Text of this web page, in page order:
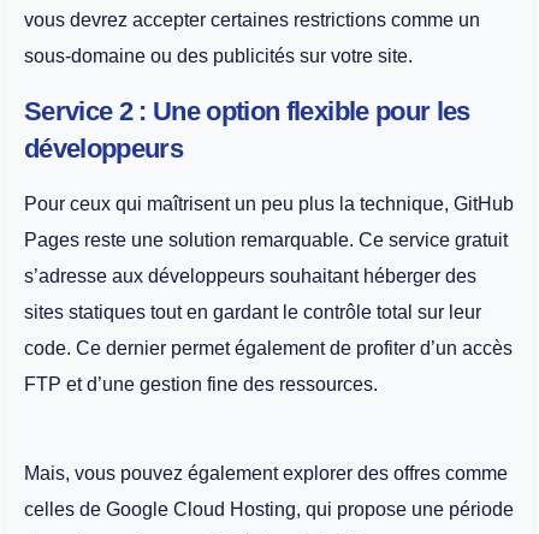
vous devrez accepter certaines restrictions comme un
sous-domaine ou des publicités sur votre site.
Service 2 : Une option flexible pour les
développeurs
Pour ceux qui maîtrisent un peu plus la technique, GitHub
Pages reste une solution remarquable. Ce service gratuit
s’adresse aux développeurs souhaitant héberger des
sites statiques tout en gardant le contrôle total sur leur
code. Ce dernier permet également de profiter d’un accès
FTP et d’une gestion fine des ressources.
Mais, vous pouvez également explorer des offres comme
celles de Google Cloud Hosting, qui propose une période